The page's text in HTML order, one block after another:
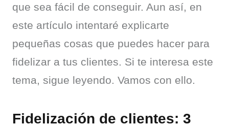
que sea fácil de conseguir. Aun así, en
este artículo intentaré explicarte
pequeñas cosas que puedes hacer para
fidelizar a tus clientes. Si te interesa este
tema, sigue leyendo. Vamos con ello.
Fidelización de clientes: 3